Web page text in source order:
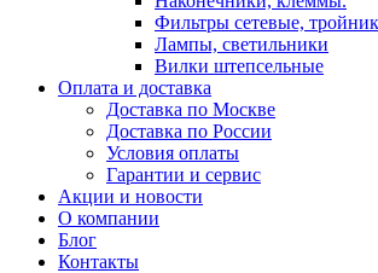
Фильтры сетевые,
Лампы, светильники
Вилки штепсельные
Оплата и доставка
Доставка по Москве
Доставка по России
Условия оплаты
Гарантии и сервис
Акции и новости
О компании
Блог
Контакты